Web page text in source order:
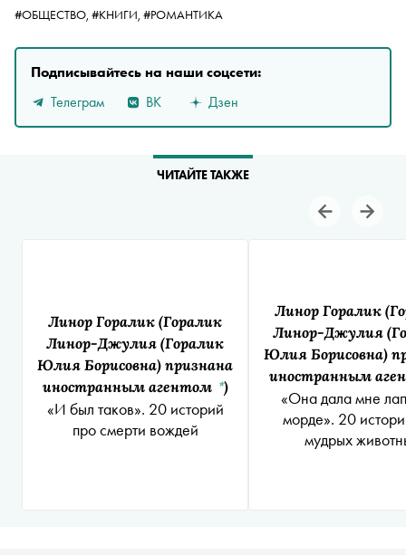
#ОБЩЕСТВО, #КНИГИ, #РОМАНТИКА
Подписывайтесь на наши соцсети:
Телеграм
ВК Дзен
ЧИТАЙТЕ ТАКЖЕ
Линор Горалик(Горалик
Линор-Джулия (Горалик
Юлия Борисовна) признана
иностранным агентом *)
«И был таков». 20 историй
про смерти вождей
Линор Горалик
Линор-Джулия
Юлия Борисовна)
иностранным
«Она дала мне
морде». 20
мудрых